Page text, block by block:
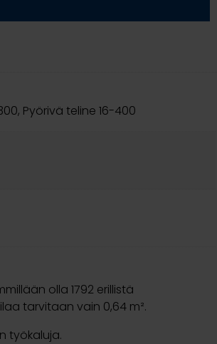
Pyörivä teline 16-400
olla 1792 erillistä
tarvitaan vain 0,64 m².
työkaluja.